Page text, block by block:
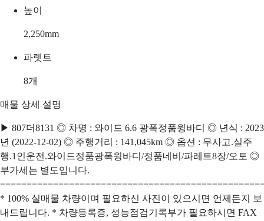
높이
2,250mm
파렛트
8개
매물 상세 설명
▶ 807더8131 ◎ 차명 : 와이드 6.6 광폭정품윙바디 ◎ 년식 : 2023
년 (2022-12-02) ◎ 주행거리 : 141,045km ◎ 옵션 : 무사고.실주
행.1인운전.와이드정품광폭윙바디/정품네비/파레트8장/오토 ◎
부가세는 별도입니다.
* 100% 실매물 차량이며 필요하신 사진이 있으시면 언제든지 보
내드립니다. * 차량등록증, 성능점검기록부가 필요하시면 FAX